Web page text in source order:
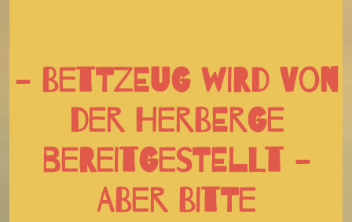
- Bettzeug wird von
der Herberge
bereitgestellt -
ABER Bitte